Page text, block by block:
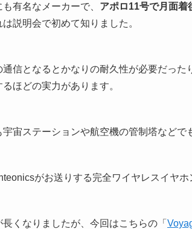
有名なメーカーで、 アポロ11号で月面
説明会で初めて知りました。
通信となるとかなりの耐久性が必要だっ
るほどの実力があります。
宇宙ステーションや航空機の管制塔などで
がお送りする完全ワイヤレスイヤホ
くなりましたが、今回はこちらの「